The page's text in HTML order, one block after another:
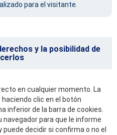
para el visitante.
y la posibilidad de
en cualquier momento. La
clic en el botón
inferior de la barra de cookies.
navegador para que le informe
decidir si confirma o no el